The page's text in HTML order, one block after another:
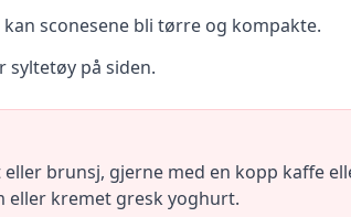
sconesene bli tørre og kompakte.
syltetøy på siden.
brunsj, gjerne med en kopp kaffe
eller kremet gresk yoghurt.